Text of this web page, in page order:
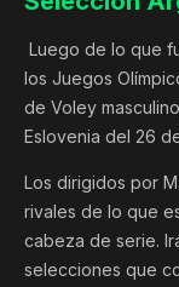
Luego de lo que
los Juegos
de Voley
Eslovenia del 26
Los dirigidos por
rivales de lo que
cabeza de serie.
selecciones que